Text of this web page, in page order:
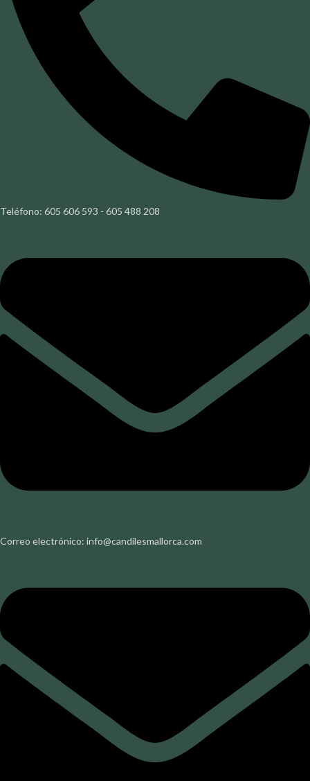
Teléfono: 605 606 593 - 605 488 208
Correo electrónico: info@candilesmallorca.com